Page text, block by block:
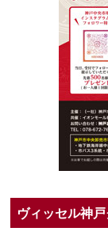
ヴィッセル神